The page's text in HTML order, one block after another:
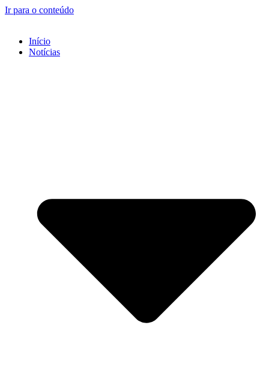
Ir para o conteúdo
Início
Notícias